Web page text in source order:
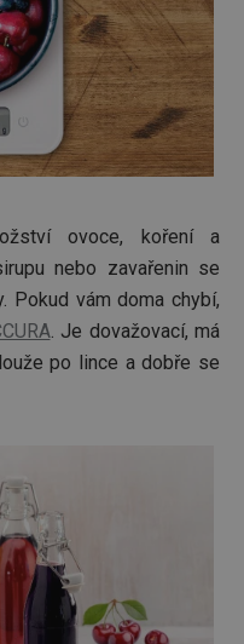
ovoce, koření a
nebo zavařenin se
Pokud vám doma chybí,
. Je dovažovací, má
po lince a dobře se